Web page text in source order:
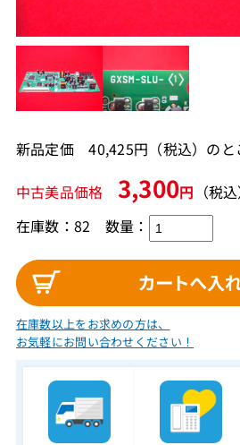
新品定価 40,425円（税込）のと
中古美品価格 3,300円 （税込
在庫数：82 数量：
在庫数以上をお求めの方は、
お気軽にお問い合わせください！